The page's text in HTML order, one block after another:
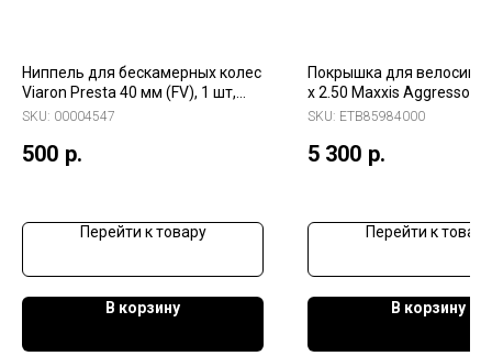
Ниппель для бескамерных колес
Viaron Presta 40 мм (FV), 1 шт,
красный
SKU: 00004547
500 р.
Перейти к товару
В корзину
Покрышка для
x 2.50 Maxxis Aggressor
кевлар EXO/TR
SKU: ETB85984000
5 300 р.
Перейти к товару
В корзину